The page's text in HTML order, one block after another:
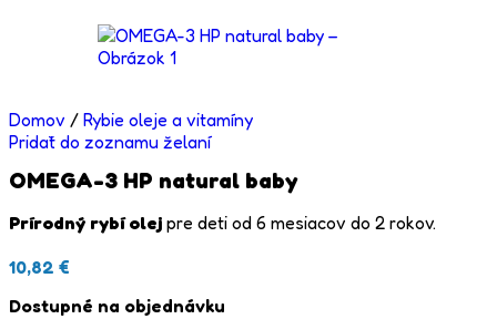
Domov / Rybie oleje a vitamíny
Pridať do zoznamu želaní
OMEGA-3 HP natural baby
Prírodný rybí olej pre deti od 6 mesiacov do 2 rokov.
10,82 €
Dostupné na objednávku